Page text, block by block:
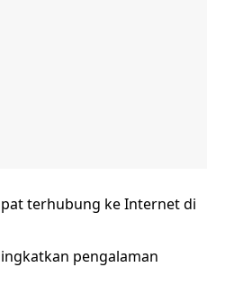
terhubung ke Internet di
pengalaman